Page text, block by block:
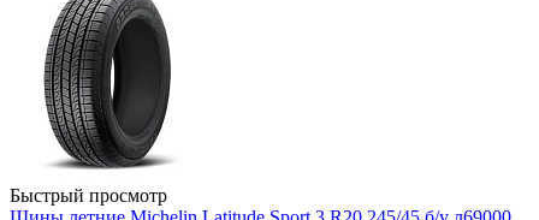
Быстрый просмотр